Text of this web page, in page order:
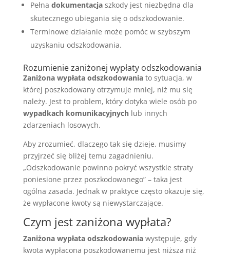
Pełna dokumentacjaszkody jest niezbędna dla
skutecznego ubiegania się o odszkodowanie.
Terminowe działanie może pomóc w szybszym
uzyskaniu odszkodowania.
Rozumienie zaniżonej wypłaty odszkodowania
Zaniżona wypłata odszkodowaniato sytuacja, w
której poszkodowany otrzymuje mniej, niż mu się
należy. Jest to problem, który dotyka wiele osób po
wypadkach komunikacyjnychlub innych
zdarzeniach losowych.
Aby zrozumieć, dlaczego tak się dzieje, musimy
przyjrzeć się bliżej temu zagadnieniu.
„Odszkodowanie powinno pokryć wszystkie straty
poniesione przez poszkodowanego” – taka jest
ogólna zasada. Jednak w praktyce często okazuje się,
że wypłacone kwoty są niewystarczające.
Czym jest zaniżona wypłata?
Zaniżona wypłata odszkodowaniawystępuje, gdy
kwota wypłacona poszkodowanemu jest niższa niż